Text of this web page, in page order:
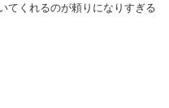
てくれるのが頼りになりすぎる